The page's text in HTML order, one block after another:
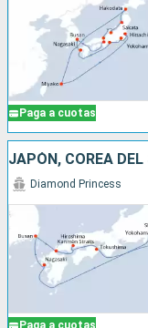
Paga a cuotas
JAPÓN, COREA DEL
Diamond Princess